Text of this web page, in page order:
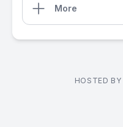
More
HOSTED BY